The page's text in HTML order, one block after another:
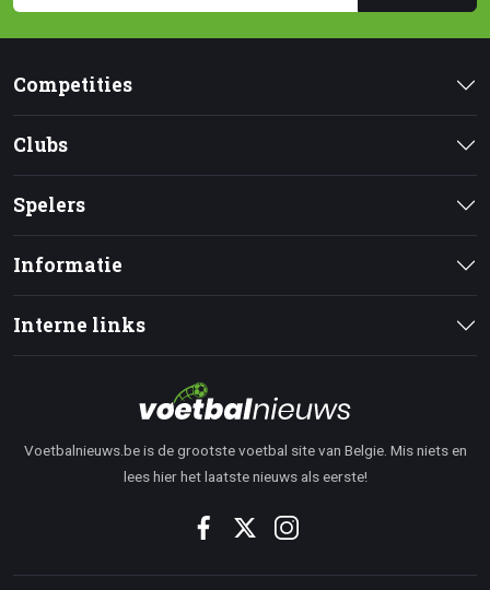
Competities
Clubs
Spelers
Informatie
Interne links
Voetbalnieuws.be is de grootste voetbal site van Belgie. Mis niets en
lees hier het laatste nieuws als eerste!